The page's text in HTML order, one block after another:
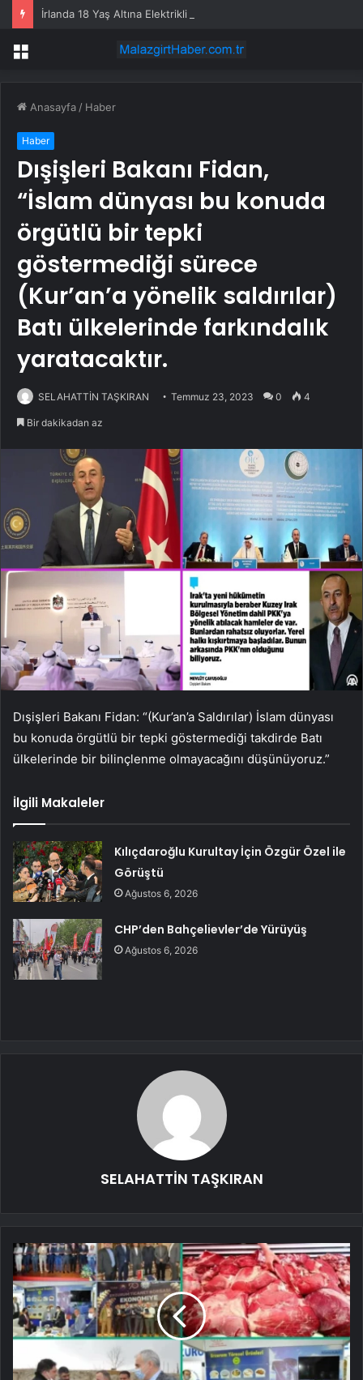
İrlanda 18 Yaş Altına Elektrikli Scooter Yasağı Getirdi
Menü
Anasayfa / Haber
Haber
Dışişleri Bakanı Fidan,
“İslam dünyası bu konuda
örgütlü bir tepki
göstermediği sürece
(Kur’an’a yönelik saldırılar)
Batı ülkelerinde farkındalık
yaratacaktır.
SELAHATTİN TAŞKIRAN Temmuz 23, 2023 0 4
Bir dakikadan az
Dışişleri Bakanı Fidan: “(Kur’an’a Saldırılar) İslam dünyası
bu konuda örgütlü bir tepki göstermediği takdirde Batı
ülkelerinde bir bilinçlenme olmayacağını düşünüyoruz.”
İlgili Makaleler
Kılıçdaroğlu Kurultay İçin Özgür Özel ile
Görüştü
Ağustos 6, 2026
CHP’den Bahçelievler’de Yürüyüş
Ağustos 6, 2026
SELAHATTİN TAŞKIRAN